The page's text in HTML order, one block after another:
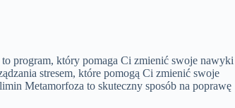
program, który pomaga Ci zmienić swoje nawyki
stresem, które pomogą Ci zmienić swoje
Metamorfoza to skuteczny sposób na poprawę